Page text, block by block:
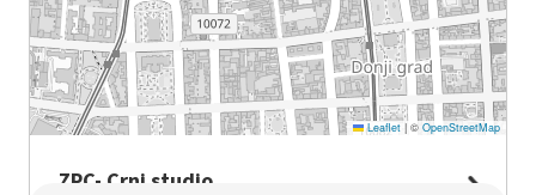
Leaflet |© OpenStreetMap
ZPC- Crni studio